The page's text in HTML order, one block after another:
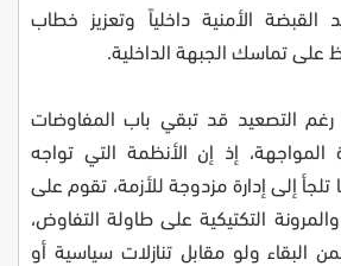
القبضة الأمنية داخلياً وتعزيز خطاب
على تماسك الجبهة الداخلية.
التصعيد قد تبقي باب المفاوضات
إذ إن الأنظمة التي تواجه
تلجأ إلى إدارة مزدوجة للأزمة، تقوم على
التكتيكية على طاولة التفاوض،
البقاء ولو مقابل تنازلات سياسية أو